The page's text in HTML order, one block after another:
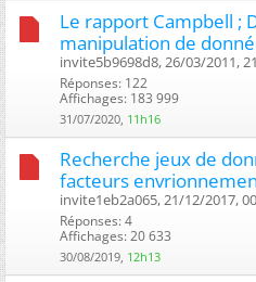
Le rapport Campbell ;
manipulation de
invite5b9698d8, 26/03/2011,
Réponses: 122
Affichages: 183 999
31/07/2020, 11h16
Recherche jeux de
facteurs
invite1eb2a065, 21/12/2017,
Réponses: 4
Affichages: 20 633
30/08/2019, 12h13